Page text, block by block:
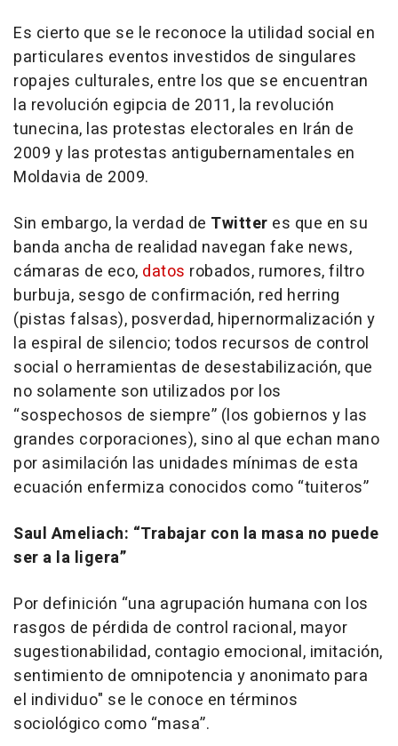
Es cierto que se le reconoce la utilidad social en
particulares eventos investidos de singulares
ropajes culturales, entre los que se encuentran
la revolución egipcia de 2011, la revolución
tunecina, las protestas electorales en Irán de
2009 y las protestas antigubernamentales en
Moldavia de 2009.
Sin embargo, la verdad de Twitter es que en su
banda ancha de realidad navegan fake news,
cámaras de eco, datos robados, rumores, filtro
burbuja, sesgo de confirmación, red herring
(pistas falsas), posverdad, hipernormalización y
la espiral de silencio; todos recursos de control
social o herramientas de desestabilización, que
no solamente son utilizados por los
“sospechosos de siempre” (los gobiernos y las
grandes corporaciones), sino al que echan mano
por asimilación las unidades mínimas de esta
ecuación enfermiza conocidos como “tuiteros”
Saul Ameliach: “Trabajar con la masa no puede
ser a la ligera”
Por definición “una agrupación humana con los
rasgos de pérdida de control racional, mayor
sugestionabilidad, contagio emocional, imitación,
sentimiento de omnipotencia y anonimato para
el individuo" se le conoce en términos
sociológico como “masa”.